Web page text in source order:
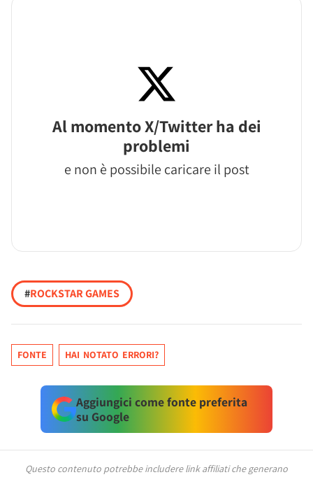
Al momento X/Twitter ha dei
problemi
e non è possibile caricare il post
#ROCKSTAR GAMES
FONTE HAI NOTATO ERRORI?
Aggiungici come fonte preferita
su Google
Questo contenuto potrebbe includere link affiliati che generano